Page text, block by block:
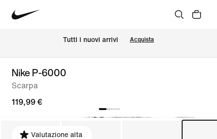
Tutti i nuovi arrivi Acquista
Nike P-6000
Scarpa
119,99 €
Valutazione alta